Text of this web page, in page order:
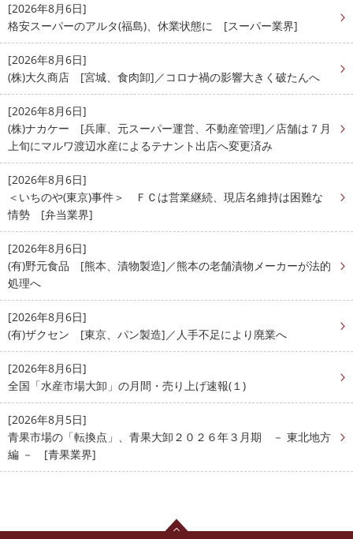
[2026年8月6日]
格安スーパーのアルタ(福島)、休業状態に [スーパー業界]
[2026年8月6日]
(株)大久商店 [宮城、食肉卸]／コロナ禍の影響大きく破たんへ
[2026年8月6日]
(株)ナカケー [兵庫、元スーパー運営、不動産管理]／店舗は７月
上旬にマルワ渡辺水産によるテナント出店へ変更済み
[2026年8月6日]
＜いちのや(東京)事件＞ ＦＣは営業継続、現店名維持は困難な
情勢 [弁当業界]
[2026年8月6日]
(有)野元食品 [熊本、漬物製造]／熊本の老舗漬物メーカーが法的
処理へ
[2026年8月6日]
(有)ザクセン [東京、パン製造]／人手不足により廃業へ
[2026年8月6日]
全国「水産市場大卸」の月間・売り上げ速報(１)
[2026年8月5日]
青果市場の「転換点」、青果大卸２０２６年３月期 － 東北地方
編 － [青果業界]